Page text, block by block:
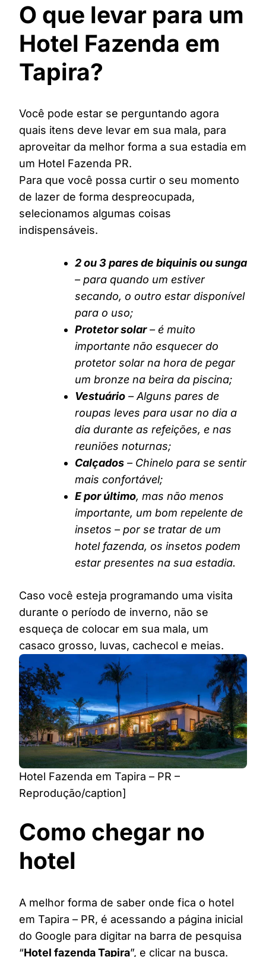
O que levar para um
Hotel Fazenda em
Tapira?
Você pode estar se perguntando agora
quais itens deve levar em sua mala, para
aproveitar da melhor forma a sua estadia em
um Hotel Fazenda PR.
Para que você possa curtir o seu momento
de lazer de forma despreocupada,
selecionamos algumas coisas
indispensáveis.
2 ou 3 pares de biquinis ou sunga
– para quando um estiver
secando, o outro estar disponível
para o uso;
Protetor solar– é muito
importante não esquecer do
protetor solar na hora de pegar
um bronze na beira da piscina;
Vestuário – Alguns pares de
roupas leves para usar no dia a
dia durante as refeições, e nas
reuniões noturnas;
Calçados – Chinelo para se sentir
mais confortável;
E por último, mas não menos
importante, um bom repelente de
insetos – por se tratar de um
hotel fazenda, os insetos podem
estar presentes na sua estadia.
Caso você esteja programando uma visita
durante o período de inverno, não se
esqueça de colocar em sua mala, um
casaco grosso, luvas, cachecol e meias.
Hotel Fazenda em Tapira – PR –
Reprodução/caption]
Como chegar no
hotel
A melhor forma de saber onde fica o hotel
em Tapira – PR, é acessando a página inicial
do Google para digitar na barra de pesquisa
“Hotel fazenda Tapira”, e clicar na busca.